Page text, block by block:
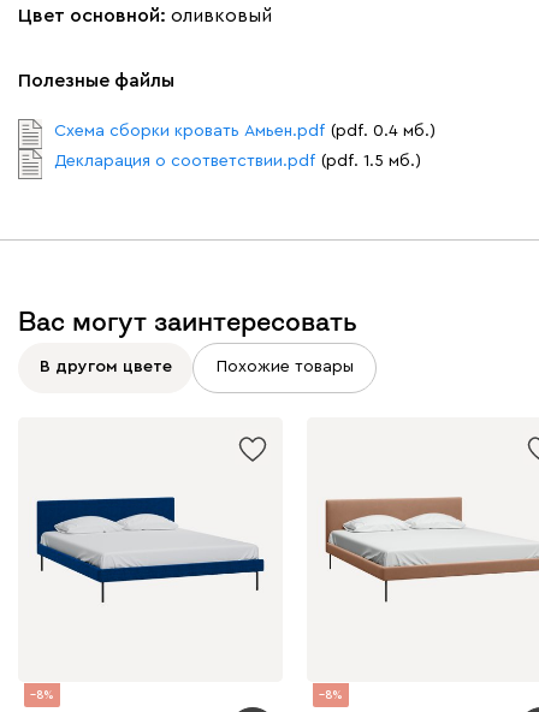
Букле
Терра
Бежевый Графит Молочный Серый
Цвет основной: оливковый
Полезные файлы
Схема сборки кровать Амьен.pdf (pdf. 0.4 мб.)
Декларация о соответствии.pdf (pdf. 1.5 мб.)
Вас могут заинтересовать
В другом цвете Похожие товары
8 8